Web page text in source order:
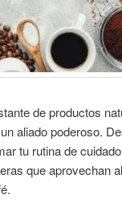
de productos
aliado poderoso.
tu rutina de
que aprovechan